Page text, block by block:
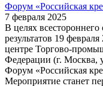
Форум «Российская
7 февраля 2025
В целях
результатов 19
центре Торгово-
Федерации (г. Москва,
Форум «Российская
Мероприятие станет